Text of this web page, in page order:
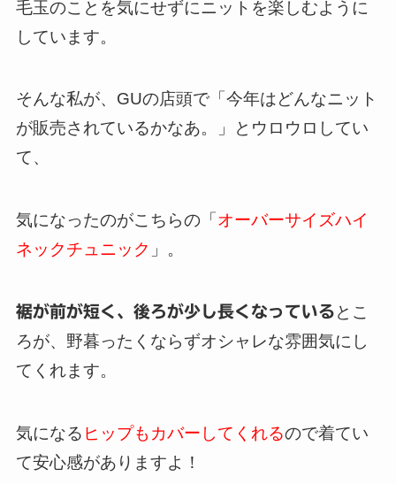
毛玉のことを気にせずにニットを楽しむように
しています。
そんな私が、GUの店頭で「今年はどんなニット
が販売されているかなあ。」とウロウロしてい
て、
気になったのがこちらの「オーバーサイズハイ
ネックチュニック 」。
裾が前が短く、後ろが少し長くなっている とこ
ろが、野暮ったくならずオシャレな雰囲気にし
てくれます。
気になる ヒップもカバーしてくれるので着てい
て安心感がありますよ！